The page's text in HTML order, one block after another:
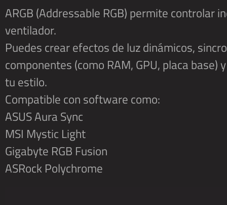
ARGB (Addressable RGB) permite controlar
ventilador.
Puedes crear efectos de luz dinámicos,
componentes (como RAM, GPU, placa base)
tu estilo.
Compatible con software como:
ASUS Aura Sync
MSI Mystic Light
Gigabyte RGB Fusion
ASRock Polychrome